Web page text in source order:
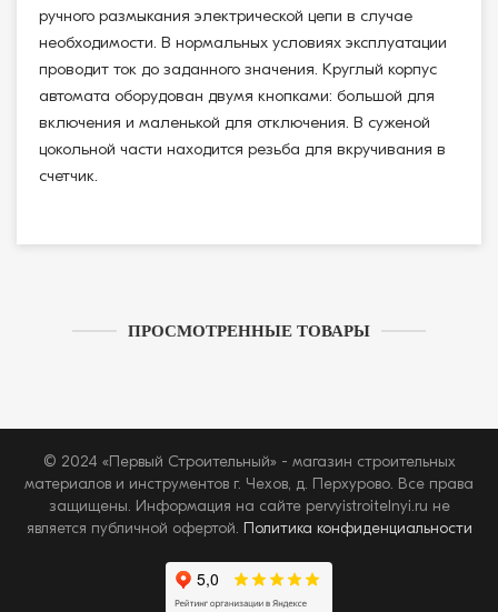
ручного размыкания электрической цепи в случае
необходимости. В нормальных условиях эксплуатации
проводит ток до заданного значения. Круглый корпус
автомата оборудован двумя кнопками: большой для
включения и маленькой для отключения. В суженой
цокольной части находится резьба для вкручивания в
счетчик.
ПРОСМОТРЕННЫЕ ТОВАРЫ
© 2024 «Первый Строительный» - магазин строительных
материалов и инструментов г. Чехов, д. Перхурово. Все права
защищены. Информация на сайте pervyistroitelnyi.ru не
является публичной офертой. Политика конфиденциальности